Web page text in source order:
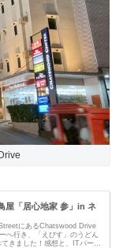
屋「居心地家 参」in ネ
にあるChatswood Drive
へ行き、「えびす」のうどん
きました！感想と、ITパーク